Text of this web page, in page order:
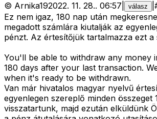
© Arnika192022. 11. 28.. 06:57 válasz
Ez nem igaz, 180 nap után
megadott számlára kiutalják az
pénzt. Az értesítőjük tartalmazza ezt a
You'll be able to withdraw any money
180 days after your last transaction.
when it's ready to be withdrawn.
Van már hivatalos magyar nyelvű
egyenlegen szereplő minden összeget
visszatartunk, majd ezután elküldünk